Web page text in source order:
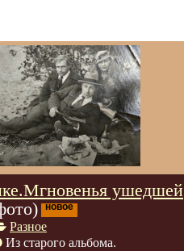
ушедшей
новое
Разное
Из старого альбома.